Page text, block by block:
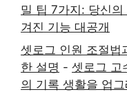
밀 팁 7가지: 당신
겨진 기능 대공개
셋로그 인원 조절법
한 설명 - 셋로그 고
의 기록 생활을 업